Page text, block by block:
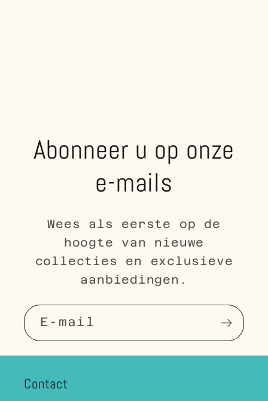
Abonneer u op onze
e-mails
Wees als eerste op de
hoogte van nieuwe
collecties en exclusieve
aanbiedingen.
E‑mail
Contact